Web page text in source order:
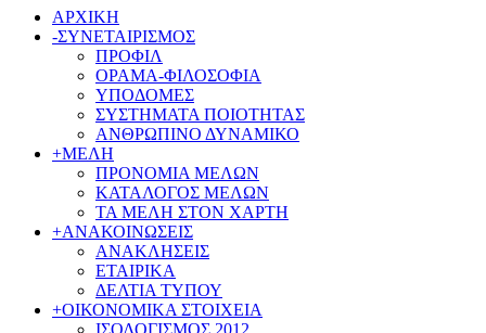
ΑΡΧΙΚΗ
-ΣΥΝΕΤΑΙΡΙΣΜΟΣ
ΠΡΟΦΙΛ
ΟΡΑΜΑ-ΦΙΛΟΣΟΦΙΑ
ΥΠΟΔΟΜΕΣ
ΣΥΣΤΗΜΑΤΑ ΠΟΙΟΤΗΤΑΣ
ΑΝΘΡΩΠΙΝΟ ΔΥΝΑΜΙΚΟ
+ΜΕΛΗ
ΠΡΟΝΟΜΙΑ ΜΕΛΩΝ
ΚΑΤΑΛΟΓΟΣ ΜΕΛΩΝ
ΤΑ ΜΕΛΗ ΣΤΟΝ ΧΑΡΤΗ
+ΑΝΑΚΟΙΝΩΣΕΙΣ
ΑΝΑΚΛΗΣΕΙΣ
ΕΤΑΙΡΙΚΑ
ΔΕΛΤΙΑ ΤΥΠΟΥ
+ΟΙΚΟΝΟΜΙΚΑ ΣΤΟΙΧΕΙΑ
ΙΣΟΛΟΓΙΣΜΟΣ 2012